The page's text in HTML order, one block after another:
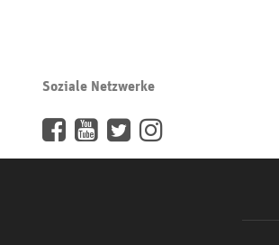
Soziale Netzwerke